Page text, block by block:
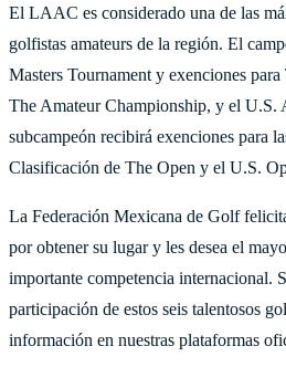
El LAAC es considerado una de las
golfistas amateurs de la región. El
Masters Tournament y exenciones
The Amateur Championship, y el U.S.
subcampeón recibirá exenciones para
Clasificación de The Open y el U.S.
La Federación Mexicana de Golf
por obtener su lugar y les desea el
importante competencia internacional.
participación de estos seis talentosos
información en nuestras plataformas